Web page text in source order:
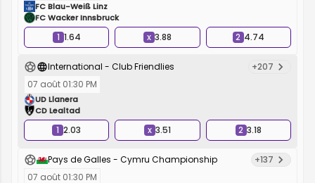
FC Blau-Weiß Linz
FC Wacker Innsbruck
1 1.64 x 3.88 2 4.74
International - Club Friendlies
+207
07 août 01:30 PM
UD Llanera
CD Lealtad
1 2.03 x 3.51 2 3.18
Pays de Galles - Cymru Championship
+137
07 août 01:30 PM